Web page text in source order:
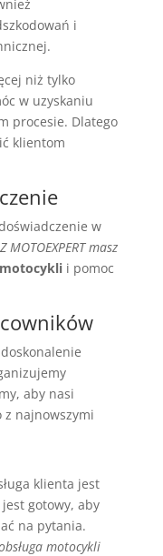
i
niż tylko
w uzyskaniu
procesie. Dlatego
klientom
w
Z MOTOEXPERT masz
i pomoc
aby nasi
z najnowszymi
klienta jest
gotowy, aby
na pytania.
motocykli